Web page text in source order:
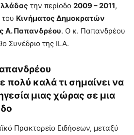
την περίοδο 2009 – 2011,
του Κινήματος Δημοκρατών
Α. Παπανδρέου. Ο κ. Παπανδρέου
Συνέδριο της ILA.
πολύ καλά τι σημαίνει να
μιας χώρας σε μια
Πρακτορείο Ειδήσεων, μεταξύ